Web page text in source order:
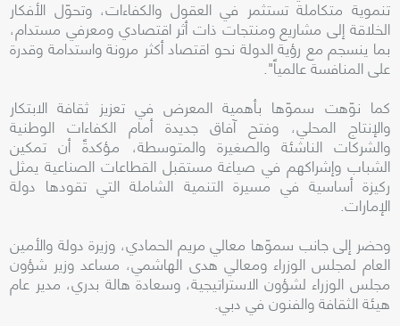
تنموية متكاملة تستثمر في العقول والكفاءات، وتحوّل الأفكار
الخلاقة إلى مشاريع ومنتجات ذات أثر اقتصادي ومعرفي مستدام،
بما ينسجم مع رؤية الدولة نحو اقتصاد أكثر مرونة واستدامة وقدرة
على المنافسة عالمياً".
كما نوّهت سموّها بأهمية المعرض في تعزيز ثقافة الابتكار
والإنتاج المحلي، وفتح آفاق جديدة أمام الكفاءات الوطنية
والشركات الناشئة والصغيرة والمتوسطة، مؤكدةً أن تمكين
الشباب وإشراكهم في صياغة مستقبل القطاعات الصناعية يمثل
ركيزة أساسية في مسيرة التنمية الشاملة التي تقودها دولة
الإمارات.
وحضر إلى جانب سموّها معالي مريم الحمادي، وزيرة دولة والأمين
العام لمجلس الوزراء ومعالي هدى الهاشمي، مساعد وزير شؤون
مجلس الوزراء لشؤون الاستراتيجية، وسعادة هالة بدري، مدير عام
هيئة الثقافة والفنون في دبي.